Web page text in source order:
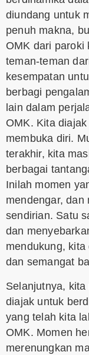
diundang untuk
penuh makna,
OMK dari paroki
teman-teman
kesempatan
berbagi
lain dalam
OMK. Kita
membuka diri.
terakhir, kita
berbagai
Inilah momen
mendengar, dan
sendirian. Satu
dan
mendukung,
dan semangat
Selanjutnya,
diajak untuk
yang telah kita
OMK. Momen
merenungkan